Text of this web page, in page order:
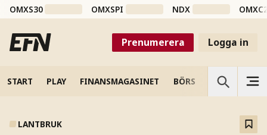
OMXS30 OMXSPI NDX
Prenumerera Logga in
START PLAY FINANSMAGASINET BÖRS VETENSKAP
LANTBRUK